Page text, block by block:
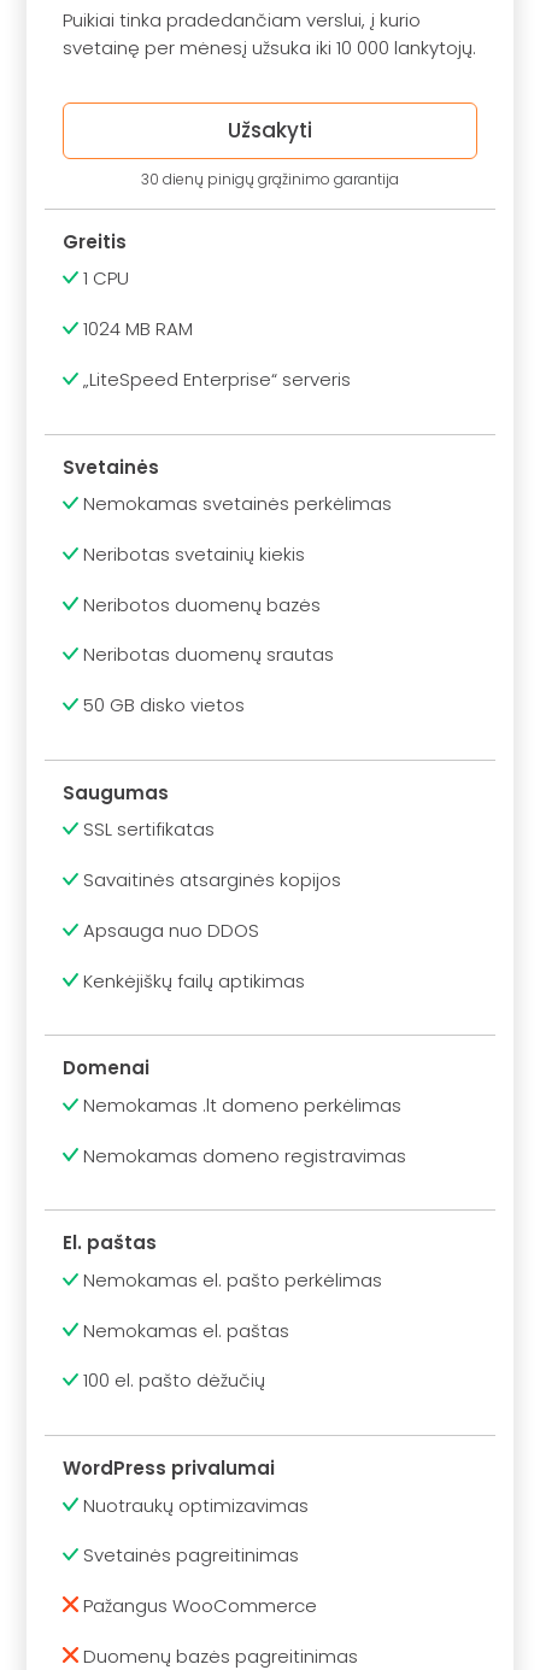
Puikiai tinka pradedančiam verslui, į kurio
svetainę per mėnesį užsuka iki 10 000 lankytojų.
Užsakyti
30 dienų pinigų grąžinimo garantija
Greitis
1 CPU
1024 MB RAM
„LiteSpeed Enterprise“ serveris
Svetainės
Nemokamas svetainės perkėlimas
Neribotas svetainių kiekis
Neribotos duomenų bazės
Neribotas duomenų srautas
50 GB disko vietos
Saugumas
SSL sertifikatas
Savaitinės atsarginės kopijos
Apsauga nuo DDOS
Kenkėjiškų failų aptikimas
Domenai
Nemokamas .lt domeno perkėlimas
Nemokamas domeno registravimas
El. paštas
Nemokamas el. pašto perkėlimas
Nemokamas el. paštas
100 el. pašto dėžučių
WordPress privalumai
Nuotraukų optimizavimas
Svetainės pagreitinimas
Pažangus WooCommerce
Duomenų bazės pagreitinimas